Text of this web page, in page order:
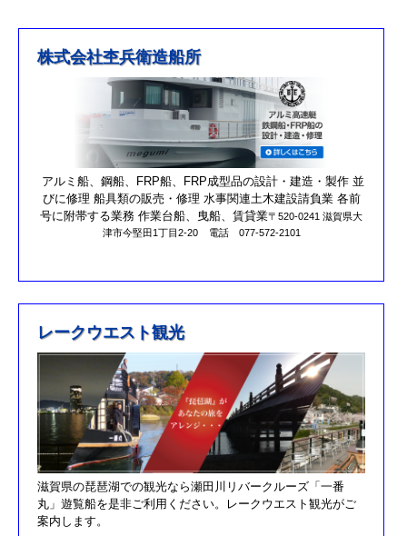
R3/4/11釣果情報更新しました
R3/2/27果情報更新しました
R2/8/29果情報更新しました
営業時間を更新しました。
第17回オーナーズカップを更新しました。
R元/10/25クラブハウスのリニューアルが完了しました。
R元/8/25果情報更新しました
H30/11/7釣果情報更新しました
H30/9/30臨時休業のお知らせ！！
H30/9/24釣果情報更新しました
H30/7/21釣果情報更新しました
H30/4/21釣果情報更新しました
H30/3/3釣果情報更新しました
H30/2/17釣果情報更新しました
H30/2/8釣果情報更新しました
株式会社杢兵衛造船所
アルミ船、鋼船、FRP船、FRP成型品の設計・建造・製作 並
びに修理 船具類の販売・修理 水事関連土木建設請負業 各前
号に附帯する業務 作業台船、曳船、賃貸業〒520-0241 滋賀県大
津市今堅田1丁目2-20
電話 077-572-2101
レークウエスト観光
滋賀県の琵琶湖での観光なら瀬田川リバークルーズ「一番
丸」遊覧船を是非ご利用ください。レークウエスト観光がご
案内します。